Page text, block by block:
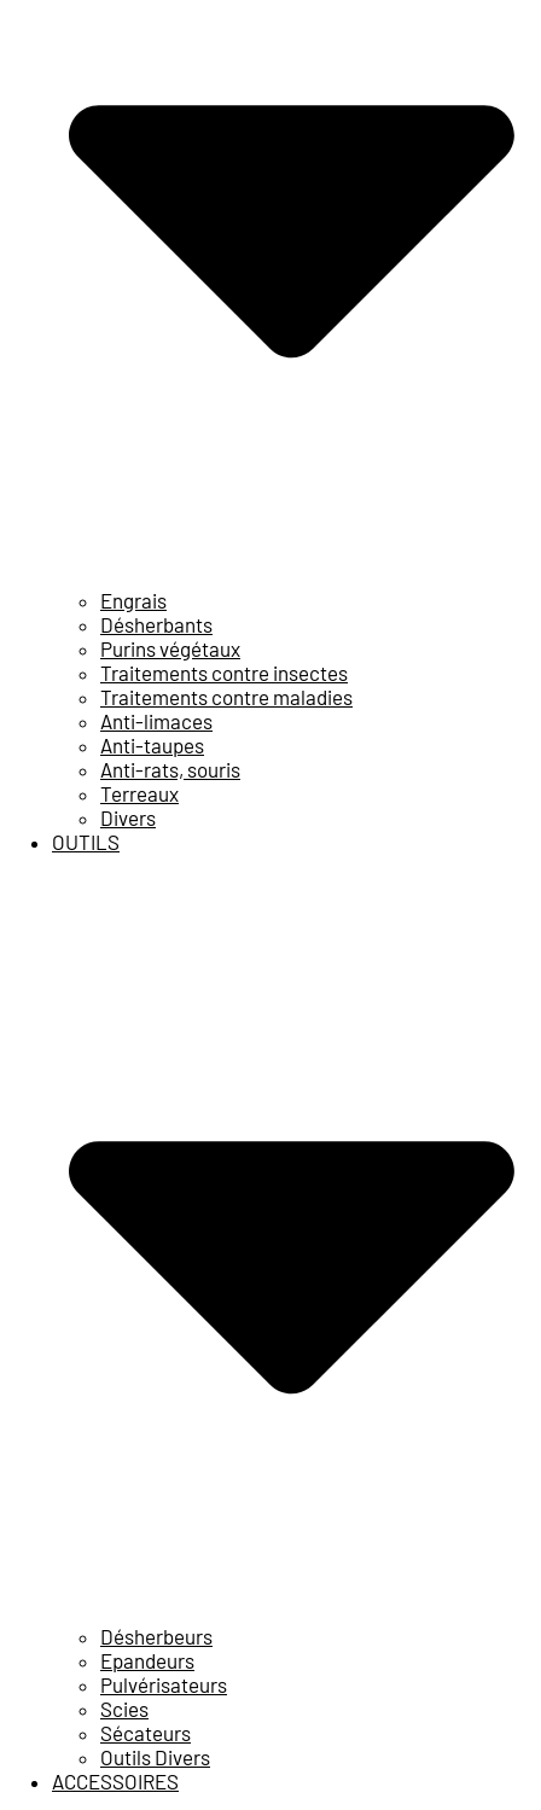
Engrais
Désherbants
Purins végétaux
Traitements contre insectes
Traitements contre maladies
Anti-limaces
Anti-taupes
Anti-rats, souris
Terreaux
Divers
OUTILS
Désherbeurs
Epandeurs
Pulvérisateurs
Scies
Sécateurs
Outils Divers
ACCESSOIRES